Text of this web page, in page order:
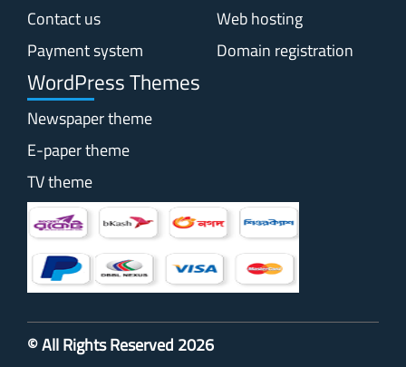
Contact us
Payment system
Web hosting
Domain registration
WordPress Themes
Newspaper theme
E-paper theme
TV theme
© All Rights Reserved 2026